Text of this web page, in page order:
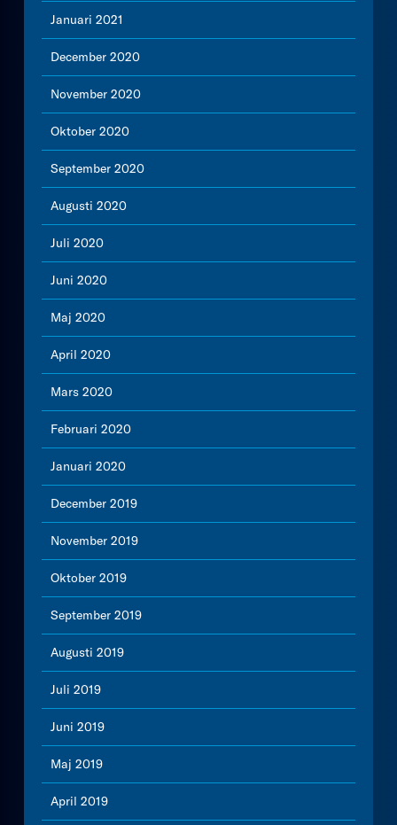
Januari 2021
December 2020
November 2020
Oktober 2020
September 2020
Augusti 2020
Juli 2020
Juni 2020
Maj 2020
April 2020
Mars 2020
Februari 2020
Januari 2020
December 2019
November 2019
Oktober 2019
September 2019
Augusti 2019
Juli 2019
Juni 2019
Maj 2019
April 2019